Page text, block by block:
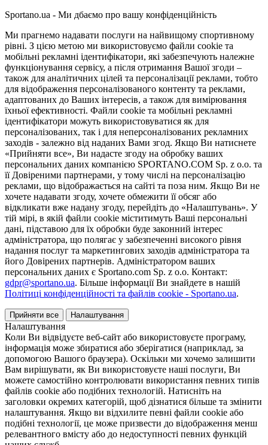
Sportano.ua - Ми дбаємо про вашу конфіденційність
Ми прагнемо надавати послуги на найвищому спортивному
рівні. З цією метою ми використовуємо файли cookie та
мобільні рекламні ідентифікатори, які забезпечують належне
функціонування сервісу, а після отримання Вашої згоди –
також для аналітичних цілей та персоналізації реклами, тобто
для відображення персоналізованого контенту та реклами,
адаптованих до Ваших інтересів, а також для вимірювання
їхньої ефективності. Файли cookie та мобільні рекламні
ідентифікатори можуть використовуватися як для
персоналізованих, так і для неперсоналізованих рекламних
заходів - залежно від наданих Вами згод. Якщо Ви натиснете
«Прийняти все», Ви надасте згоду на обробку ваших
персональних даних компанією SPORTANO.COM Sp. z o.o. та
її Довіреними партнерами, у тому числі на персоналізацію
реклами, що відображається на сайті та поза ним. Якщо Ви не
хочете надавати згоду, хочете обмежити її обсяг або
відкликати вже надану згоду, перейдіть до «Налаштувань». У
тій мірі, в якій файли cookie міститимуть Ваші персональні
дані, підставою для їх обробки буде законний інтерес
адміністратора, що полягає у забезпеченні високого рівня
надання послуг та маркетингових заходів адміністратора та
його Довірених партнерів. Адміністратором ваших
персональних даних є Sportano.com Sp. z o.o. Контакт:
gdpr@sportano.ua. Більше інформації Ви знайдете в нашій
Політиці конфіденційності та файлів cookie - Sportano.ua.
Прийняти все Налаштування
Налаштування
Коли Ви відвідуєте веб-сайт або використовуєте програму,
інформація може збиратися або зберігатися (наприклад, за
допомогою Вашого браузера). Оскільки ми хочемо залишити
Вам вирішувати, як Ви використовуєте наші послуги, Ви
можете самостійно контролювати використання певних типів
файлів cookie або подібних технологій. Натисніть на
заголовки окремих категорій, щоб дізнатися більше та змінити
налаштування. Якщо ви відхилите певні файли cookie або
подібні технології, це може призвести до відображення менш
релевантного вмісту або до недоступності певних функцій